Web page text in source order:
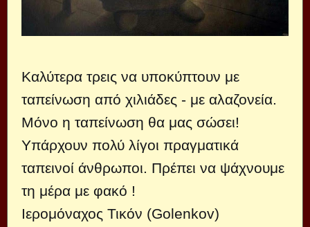
Καλύτερα τρεις να υποκύπτουν με
ταπείνωση από χιλιάδες - με αλαζονεία.
Μόνο η ταπείνωση θα μας σώσει!
Υπάρχουν πολύ λίγοι πραγματικά
ταπεινοί άνθρωποι. Πρέπει να ψάχνουμε
τη μέρα με φακό !
Ιερομόναχος Τικόν (Golenkov)